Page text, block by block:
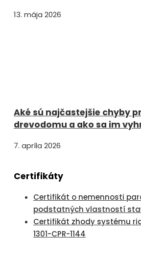
13. mája 2026
Aké sú najčastejšie chyby
drevodomu a ako sa im
7. apríla 2026
Certifikáty
Certifikát o nemennosti
podstatných vlastností
Certifikát zhody systému
1301-CPR-1144